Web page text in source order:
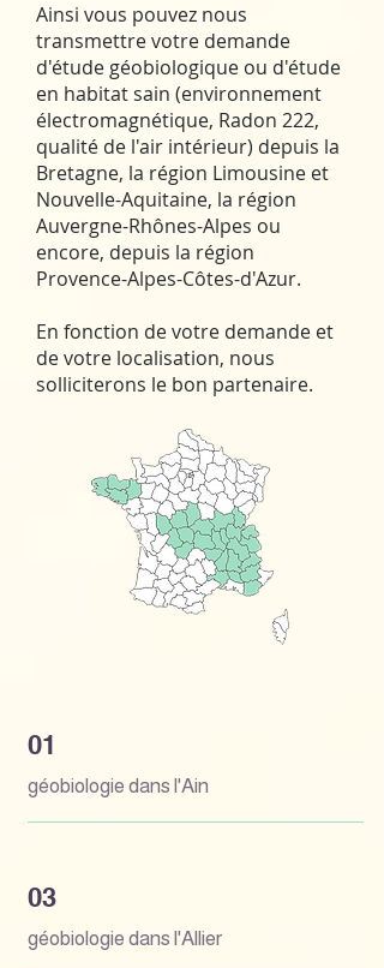
Ainsi vous pouvez nous
transmettre votre demande
d'étude géobiologique ou d'étude
en habitat sain (environnement
électromagnétique, Radon 222,
qualité de l'air intérieur) depuis la
Bretagne, la région Limousine et
Nouvelle-Aquitaine, la région
Auvergne-Rhônes-Alpes ou
encore, depuis la région
Provence-Alpes-Côtes-d'Azur.
En fonction de votre demande et
de votre localisation, nous
solliciterons le bon partenaire.
01
géobiologie dans l'Ain
03
géobiologie dans l'Allier